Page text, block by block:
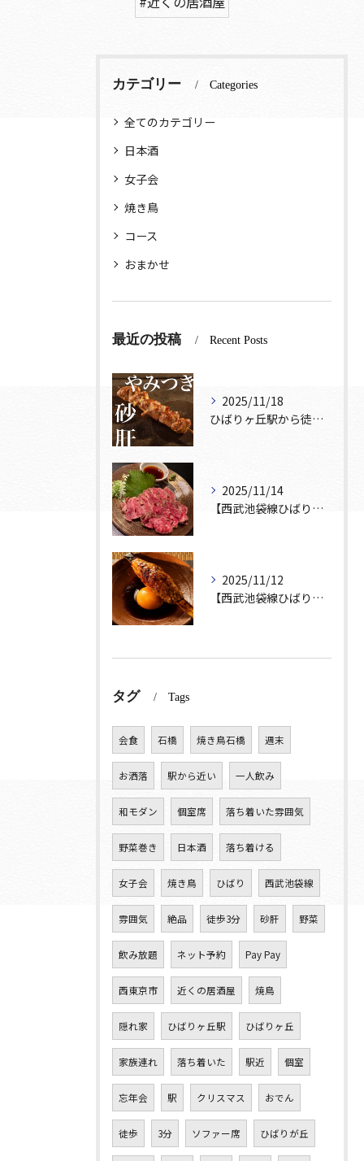
カテゴリー Categories
全てのカテゴリー
日本酒
女子会
焼き鳥
コース
おまかせ
最近の投稿 Recent Posts
2025/11/18
ひばりヶ丘駅から徒歩5分🚶‍♀️雰囲気の良い居酒屋をお探しな...
2025/11/14
【西武池袋線ひばりヶ丘駅】から徒歩5分🚶
2025/11/12
【西武池袋線ひばりヶ丘駅】から徒歩5分圏内🚶‍♀️！
タグ Tags
会食 石橋 焼き鳥石橋 週末
お洒落 駅から近い 一人飲み
和モダン 個室席 落ち着いた雰囲気
野菜巻き 日本酒 落ち着ける
女子会 焼き鳥 ひばり 西武池袋線
雰囲気 絶品 徒歩3分 砂肝 野菜
飲み放題 ネット予約 Pay Pay
西東京市 近くの居酒屋 焼鳥
隠れ家 ひばりヶ丘駅 ひばりヶ丘
家族連れ 落ち着いた 駅近 個室
忘年会 駅 クリスマス おでん
徒歩 3分 ソファー席 ひばりが丘